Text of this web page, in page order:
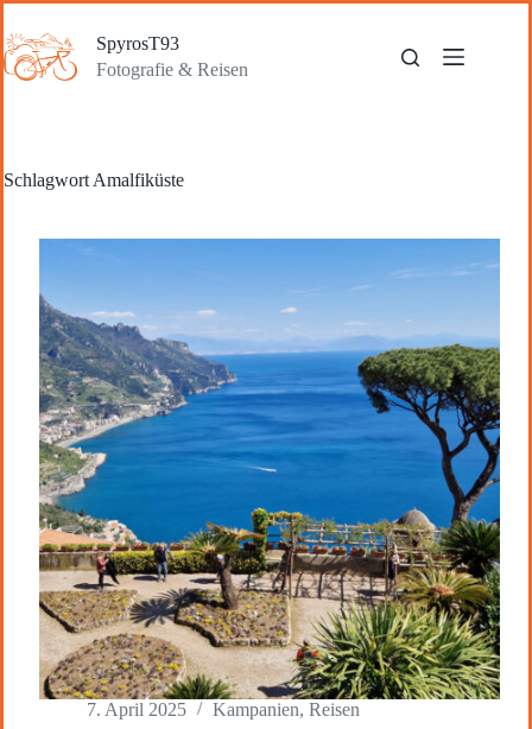
Inhalt
springen
SpyrosT93
Fotografie & Reisen
Schlagwort Amalfiküste
7. April 2025 Kampanien, Reisen